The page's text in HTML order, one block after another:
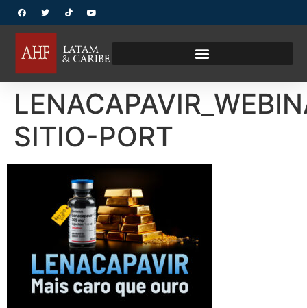
SITIO-PORT